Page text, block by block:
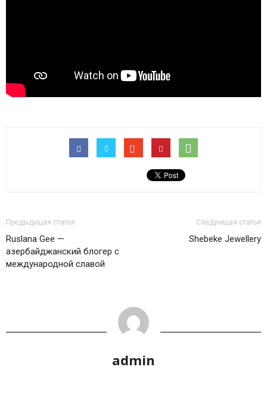
Предыдущая статья
Ruslana Gee —
азербайджанский блогер с
международной славой
Следующая статья
Shebeke Jewellery
admin